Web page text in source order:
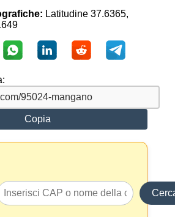
Latitudine 37.6365,
Copia